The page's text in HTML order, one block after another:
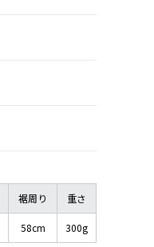
裾周り 重さ
58cm 300g